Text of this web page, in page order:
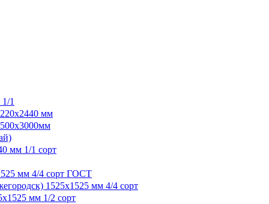
1
мм
мм 1/1 сорт
мм 4/4 сорт ГОСТ
1525х1525 мм 4/4 сорт
мм 1/2 сорт